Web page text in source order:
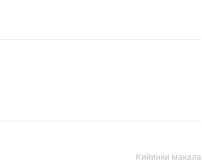
Кийинки макала